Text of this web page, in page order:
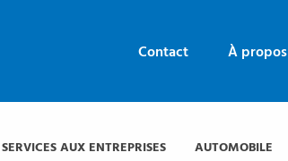
Contact À propos
SERVICES AUX ENTREPRISES AUTOMOBILE